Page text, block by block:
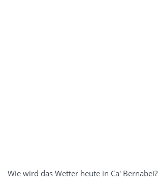
Wie wird das Wetter heute in Ca' Bernabei?